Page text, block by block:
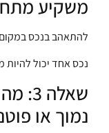
משקיע
להתאהב בנכס
נכס אחד יכול
נמוך או